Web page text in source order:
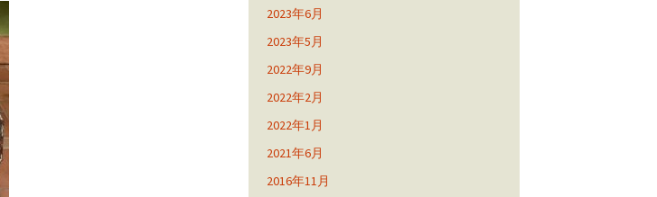
2023年6月
2023年5月
2022年9月
2022年2月
2022年1月
2021年6月
2016年11月